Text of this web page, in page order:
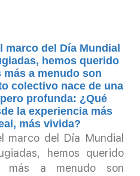
marco del Día Mundial
hemos querido
a menudo son
colectivo nace de una
profunda: ¿Qué
la experiencia más
más vivida?
marco del Día Mundial
hemos querido
a menudo son